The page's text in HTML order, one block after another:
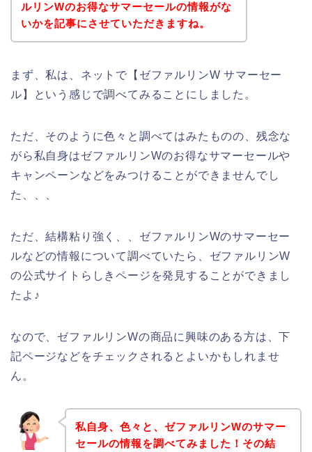
ルリンWのお得なサマーセールの情報がな
いかを記事にさせていただきますね。
まず、私は、ネットで【ゼファルリンW サマーセー
ル】という感じで調べてみることにしました。
ただ、そのように色々と調べてはみたものの、残念な
がら私自身はゼファルリンWのお得なサマーセールや
キャンペーンなどをみつけることができませんでし
た、、、
ただ、結構粘り強く、、ゼファルリンWのサマーセー
ルなどの情報について調べていたら、ゼファルリンW
の公式サイトらしきページを発見することができまし
たよ♪
なので、ゼファルリンWの商品に興味のある方は、下
記ページなどをチェックされるとよいかもしれませ
ん。
私自身、色々と、ゼファルリンWのサマー
セールの情報を調べてみました！その結